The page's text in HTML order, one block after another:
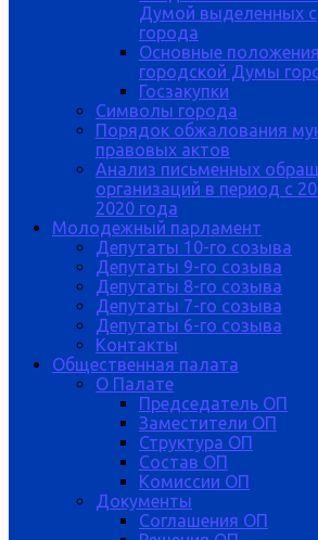
Думой выделенных
города
Основные
городской Думы
Госзакупки
Символы города
Порядок обжалования
правовых актов
Анализ письменных
организаций в период с
2020 года
Молодежный парламент
Депутаты 10-го созыва
Депутаты 9-го созыва
Депутаты 8-го созыва
Депутаты 7-го созыва
Депутаты 6-го созыва
Контакты
Общественная палата
О Палате
Председатель ОП
Заместители ОП
Структура ОП
Состав ОП
Комиссии ОП
Документы
Соглашения ОП